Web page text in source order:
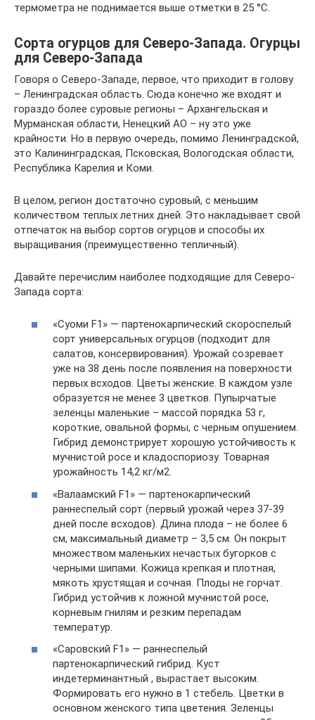
термометра не поднимается выше отметки в 25 °C.
Сорта огурцов для Северо-Запада. Огурцы
для Северо-Запада
Говоря о Северо-Западе, первое, что приходит в голову
– Ленинградская область. Сюда конечно же входят и
гораздо более суровые регионы – Архангельская и
Мурманская области, Ненецкий АО – ну это уже
крайности. Но в первую очередь, помимо Ленинградской,
это Калининградская, Псковская, Вологодская области,
Республика Карелия и Коми.
В целом, регион достаточно суровый, с меньшим
количеством теплых летних дней. Это накладывает свой
отпечаток на выбор сортов огурцов и способы их
выращивания (преимущественно тепличный).
Давайте перечислим наиболее подходящие для Северо-
Запада сорта:
«Суоми F1» — партенокарпический скороспелый
сорт универсальных огурцов (подходит для
салатов, консервирования). Урожай созревает
уже на 38 день после появления на поверхности
первых всходов. Цветы женские. В каждом узле
образуется не менее 3 цветков. Пупырчатые
зеленцы маленькие – массой порядка 53 г,
короткие, овальной формы, с черным опушением.
Гибрид демонстрирует хорошую устойчивость к
мучнистой росе и кладоспориозу. Товарная
урожайность 14,2 кг/м2.
«Валаамский F1» — партенокарпический
раннеспелый сорт (первый урожай через 37-39
дней после всходов). Длина плода – не более 6
см, максимальный диаметр – 3,5 см. Он покрыт
множеством маленьких нечастых бугорков с
черными шипами. Кожица крепкая и плотная,
мякоть хрустящая и сочная. Плоды не горчат.
Гибрид устойчив к ложной мучнистой росе,
корневым гнилям и резким перепадам
температур.
«Саровский F1» — раннеспелый
партенокарпический гибрид. Куст
индетерминантный , вырастает высоким.
Формировать его нужно в 1 стебель. Цветки в
основном женского типа цветения. Зеленцы